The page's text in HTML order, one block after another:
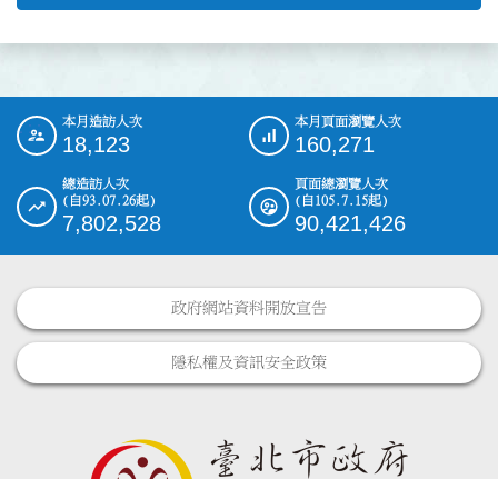
::: 本月造訪人次
18,123
本月頁面瀏覽人次
160,271
總造訪人次
(自93.07.26起)
7,802,528
頁面總瀏覽人次
(自105.7.15起)
90,421,426
政府網站資料開放宣告
隱私權及資訊安全政策